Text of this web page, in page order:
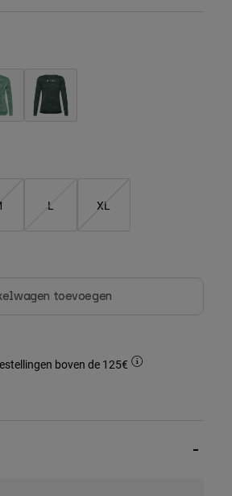
L XL
toevoegen
boven de 125€